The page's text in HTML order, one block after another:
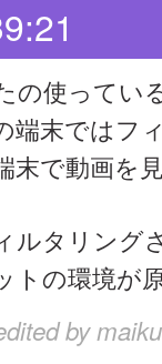
の使ってい
端末ではフ
末で動画を
ルタリン
トの環境が
by